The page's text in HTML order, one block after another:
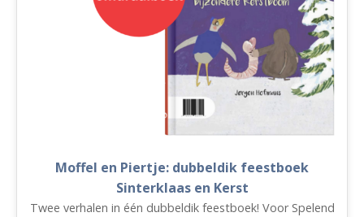
Moffel en Piertje: dubbeldik feestboek
Sinterklaas en Kerst
Twee verhalen in één dubbeldik feestboek! Voor Spelend